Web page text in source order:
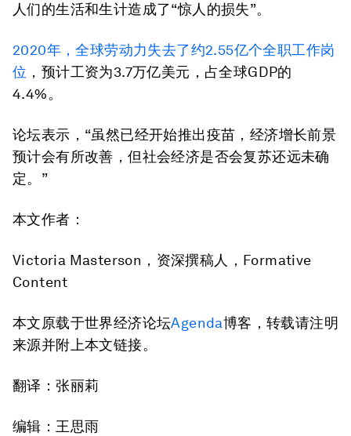
人们的生活和生计造成了“惊人的损失”。
2020年，全球劳动力失去了约2.55亿个全职工作岗
位 ，预计工资为3.7万亿美元，占全球GDP的
4.4%。
论坛表示，“虽然已经开始推出疫苗，经济增长前景
预计会有所改善，但社会经济是否会复苏还远未确
定。”
本文作者：
Victoria Masterson，资深撰稿人，Formative
Content
本文原载于世界经济论坛Agenda博客，转载请注明
来源并附上本文链接。
翻译：张丽莉
编辑：王思雨